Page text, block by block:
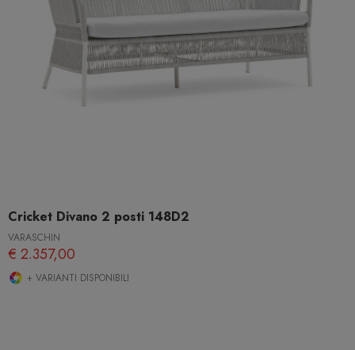
Cricket Divano 2 posti 148D2
VARASCHIN
€ 2.357,00
+ VARIANTI DISPONIBILI